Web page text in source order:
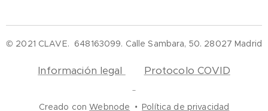
© 2021 CLAVE. 648163099. Calle Sambara, 50. 28027 Madrid
Información legal Protocolo COVID
Creado conWebnode Política de privacidad